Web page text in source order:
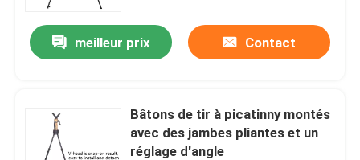
meilleur prix Contact
Bâtons de tir à picatinny montés
avec des jambes pliantes et un
réglage d'angle